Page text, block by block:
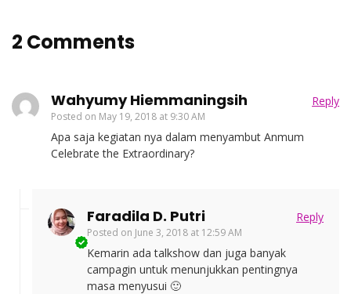
2 Comments
Wahyumy Hiemmaningsih
Posted on May 19, 2018 at 9:30 AM
Reply
Apa saja kegiatan nya dalam menyambut Anmum
Celebrate the Extraordinary?
Faradila D. Putri
Posted on June 3, 2018 at 12:59 AM
Reply
Kemarin ada talkshow dan juga banyak
campagin untuk menunjukkan pentingnya
masa menyusui 🙂